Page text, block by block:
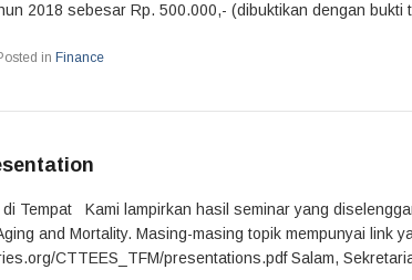
2018 sebesar Rp. 500.000,- (dibuktikan dengan bukti
in Finance
di Tempat Kami lampirkan hasil seminar yang
and Mortality. Masing-masing topik mempunyai link
CTTEES_TFM/presentations.pdf Salam,